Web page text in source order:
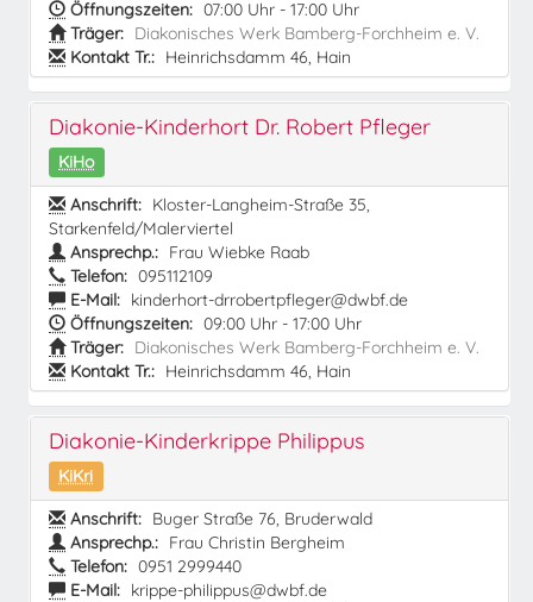
Öffnungszeiten: 07:00 Uhr - 17:00 Uhr
Träger: Diakonisches Werk Bamberg-Forchheim e. V.
Kontakt Tr.: Heinrichsdamm 46, Hain
Diakonie-Kinderhort Dr. Robert Pfleger
KiHo
Anschrift: Kloster-Langheim-Straße 35,
Starkenfeld/Malerviertel
Ansprechp.: Frau Wiebke Raab
Telefon: 095112109
E-Mail: kinderhort-drrobertpfleger@dwbf.de
Öffnungszeiten: 09:00 Uhr - 17:00 Uhr
Träger: Diakonisches Werk Bamberg-Forchheim e. V.
Kontakt Tr.: Heinrichsdamm 46, Hain
Diakonie-Kinderkrippe Philippus
KiKri
Anschrift: Buger Straße 76, Bruderwald
Ansprechp.: Frau Christin Bergheim
Telefon: 0951 2999440
E-Mail: krippe-philippus@dwbf.de